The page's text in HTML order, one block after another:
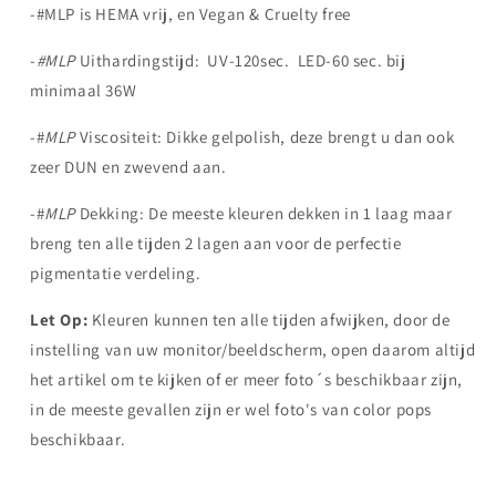
-#MLP is HEMA vrij, en Vegan & Cruelty free
-#MLPUithardingstijd: UV-120sec. LED-60 sec. bij
minimaal 36W
-#MLPViscositeit: Dikke gelpolish, deze brengt u dan ook
zeer DUN en zwevend aan.
-#MLPDekking: De meeste kleuren dekken in 1 laag maar
breng ten alle tijden 2 lagen aan voor de perfectie
pigmentatie verdeling.
Let Op: Kleuren kunnen ten alle tijden afwijken, door de
instelling van uw monitor/beeldscherm, open daarom altijd
het artikel om te kijken of er meer foto´s beschikbaar zijn,
in de meeste gevallen zijn er wel foto's van color pops
beschikbaar.